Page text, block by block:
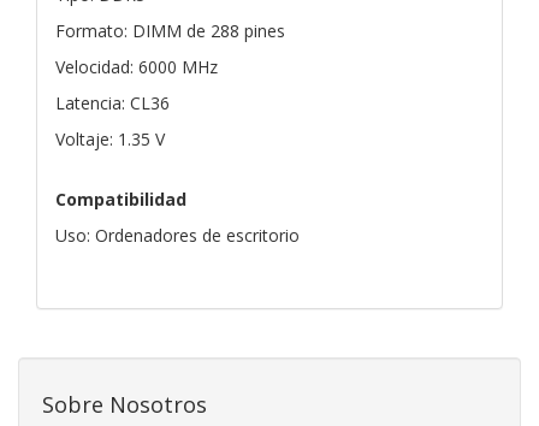
Formato: DIMM de 288 pines
Velocidad: 6000 MHz
Latencia: CL36
Voltaje: 1.35 V
Compatibilidad
Uso: Ordenadores de escritorio
Sobre Nosotros